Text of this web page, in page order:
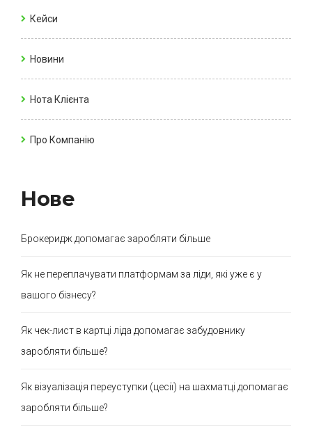
Кейси
Новини
Нота Клієнта
Про Компанію
Нове
Брокеридж допомагає заробляти більше
Як не переплачувати платформам за ліди, які уже є у
вашого бізнесу?
Як чек-лист в картці ліда допомагає забудовнику
заробляти більше?
Як візуалізація переуступки (цесії) на шахматці допомагає
заробляти більше?